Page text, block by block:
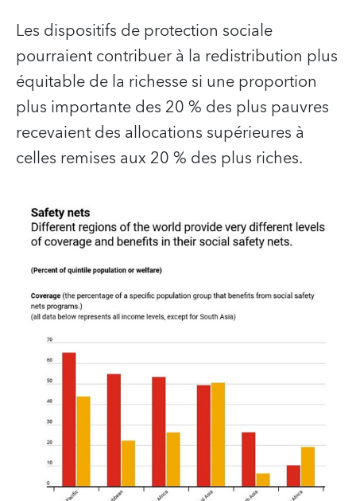
Les dispositifs de protection sociale
pourraient contribuer à la redistribution plus
équitable de la richesse si une proportion
plus importante des 20 % des plus pauvres
recevaient des allocations supérieures à
celles remises aux 20 % des plus riches.